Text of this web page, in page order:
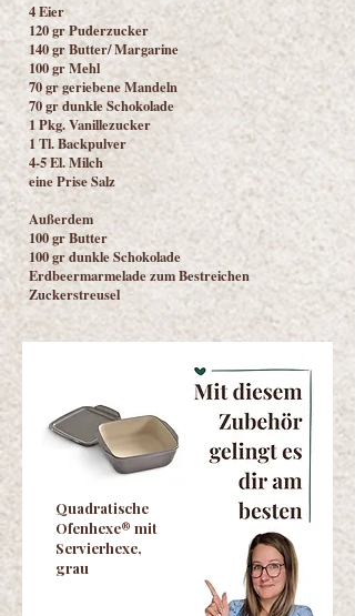
4 Eier
120 gr Puderzucker
140 gr Butter/ Margarine
100 gr Mehl
70 gr geriebene Mandeln
70 gr dunkle Schokolade
1 Pkg. Vanillezucker
1 Tl. Backpulver
4-5 El. Milch
eine Prise Salz
Außerdem
100 gr Butter
100 gr dunkle Schokolade
Erdbeermarmelade zum Bestreichen
Zuckerstreusel
Quadratische
Ofenhexe® mit
Servierhexe,
grau